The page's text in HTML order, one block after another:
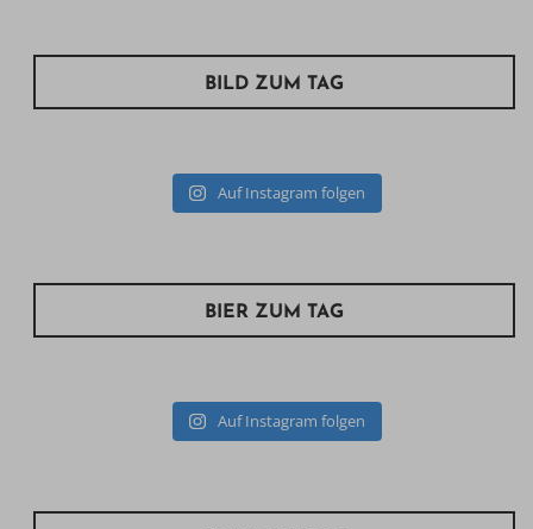
BILD ZUM TAG
Auf Instagram folgen
BIER ZUM TAG
Auf Instagram folgen